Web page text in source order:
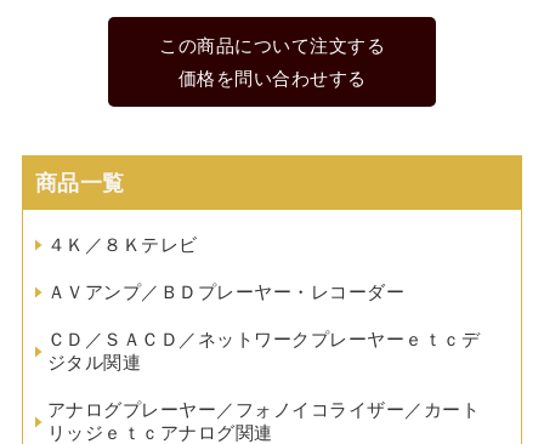
この商品について注文する
価格を問い合わせする
商品一覧
４Ｋ／８Ｋテレビ
ＡＶアンプ／ＢＤプレーヤー・レコーダー
ＣＤ／ＳＡＣＤ／ネットワークプレーヤーｅｔｃデ
ジタル関連
アナログプレーヤー／フォノイコライザー／カート
リッジｅｔｃアナログ関連